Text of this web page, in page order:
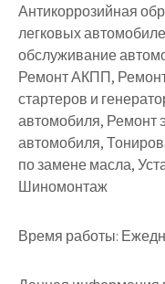
Антикоррозийная
легковых
обслуживание
Ремонт АКПП,
стартеров и
автомобиля, Ремонт
автомобиля,
по замене масла,
Шиномонтаж
Время работы: